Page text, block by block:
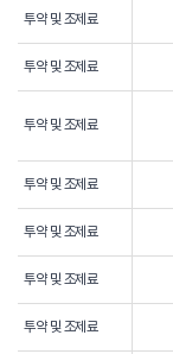
투약 및 조제료
투약 및 조제료
투약 및 조제료
투약 및 조제료
투약 및 조제료
투약 및 조제료
투약 및 조제료